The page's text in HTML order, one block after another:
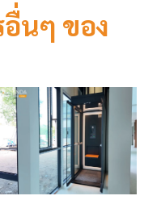
อื่นๆ ของ